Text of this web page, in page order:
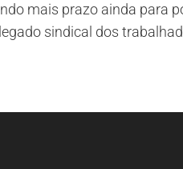
mais prazo ainda para
sindical dos